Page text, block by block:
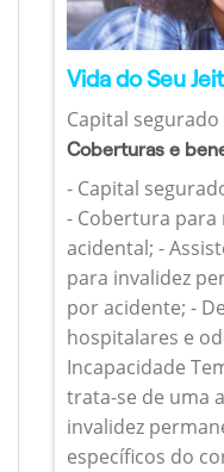
Vida do Seu
Capital segurado
Coberturas e
- Capital
- Cobertura
acidental; -
para invalidez
por acidente; -
hospitalares e
Incapacidade
trata-se de uma
invalidez
específicos do